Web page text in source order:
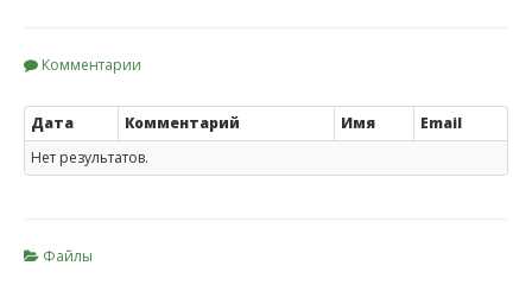
Комментарии
Дата Комментарий Имя
Email
Нет результатов.
Файлы